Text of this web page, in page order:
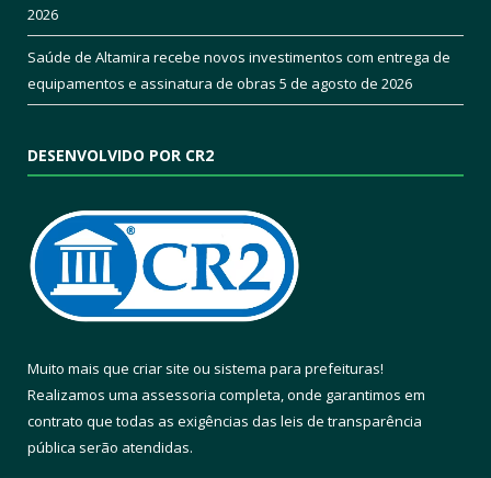
2026
Saúde de Altamira recebe novos investimentos com entrega de
equipamentos e assinatura de obras 5 de agosto de 2026
DESENVOLVIDO POR CR2
Muito mais que criar site ou sistema para prefeituras!
Realizamos uma assessoria completa, onde garantimos em
contrato que todas as exigências das leis de transparência
pública serão atendidas.